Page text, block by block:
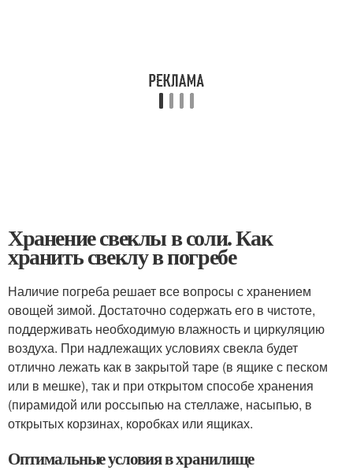
Хранение свеклы в соли. Как
хранить свеклу в погребе
Наличие погреба решает все вопросы с хранением
овощей зимой. Достаточно содержать его в чистоте,
поддерживать необходимую влажность и циркуляцию
воздуха. При надлежащих условиях свекла будет
отлично лежать как в закрытой таре (в ящике с песком
или в мешке), так и при открытом способе хранения
(пирамидой или россыпью на стеллаже, насыпью, в
открытых корзинах, коробках или ящиках.
Оптимальные условия в хранилище